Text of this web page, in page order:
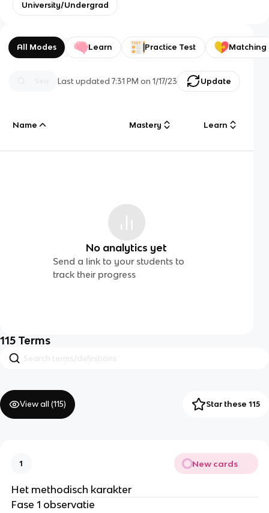
University/Undergrad
All Modes Learn Practice Test Matching
Last updated7:31 PM on 1/17/23 Update
Name Mastery Learn
No analytics yet
Send a link to your students to
track their progress
115 Terms
View all (115) Star these 115
1 New cards
Het methodisch karakter
Fase 1 observatie